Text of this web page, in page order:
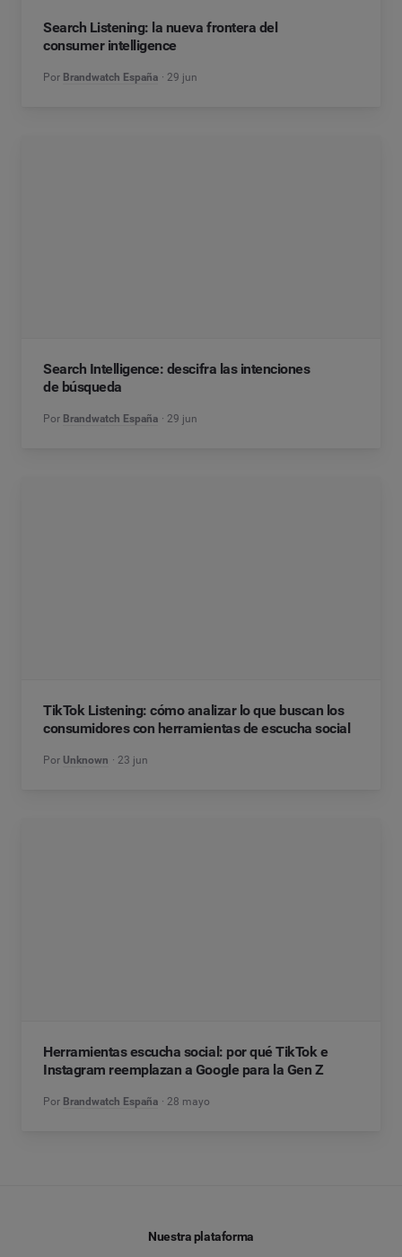
Search Listening: la nueva frontera del
consumer intelligence
Por Brandwatch España 29 jun
Search Intelligence: descifra las intenciones
de búsqueda
Por Brandwatch España 29 jun
TikTok Listening: cómo analizar lo que buscan los
consumidores con herramientas de escucha social
Por Unknown 23 jun
Herramientas escucha social: por qué TikTok e
Instagram reemplazan a Google para la Gen Z
Por Brandwatch España 28 mayo
Nuestra plataforma